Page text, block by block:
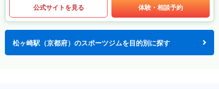
公式サイトを見る 体験・相談予約
松ヶ崎駅（京都府）のスポーツジムを目的別に探す